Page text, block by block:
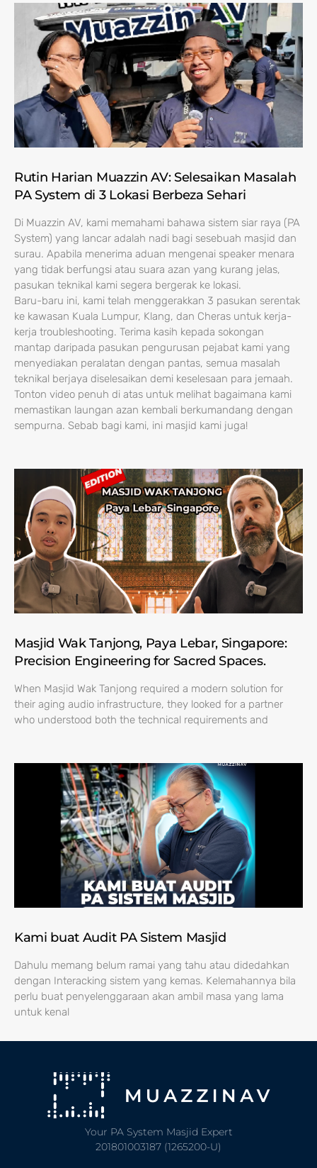
Rutin Harian Muazzin AV: Selesaikan Masalah
PA System di 3 Lokasi Berbeza Sehari
Di Muazzin AV, kami memahami bahawa sistem siar raya (PA
System) yang lancar adalah nadi bagi sesebuah masjid dan
surau. Apabila menerima aduan mengenai speaker menara
yang tidak berfungsi atau suara azan yang kurang jelas,
pasukan teknikal kami segera bergerak ke lokasi.
Baru-baru ini, kami telah menggerakkan 3 pasukan serentak
ke kawasan Kuala Lumpur, Klang, dan Cheras untuk kerja-
kerja troubleshooting. Terima kasih kepada sokongan
mantap daripada pasukan pengurusan pejabat kami yang
menyediakan peralatan dengan pantas, semua masalah
teknikal berjaya diselesaikan demi keselesaan para jemaah.
Tonton video penuh di atas untuk melihat bagaimana kami
memastikan laungan azan kembali berkumandang dengan
sempurna. Sebab bagi kami, ini masjid kami juga!
Masjid Wak Tanjong, Paya Lebar, Singapore:
Precision Engineering for Sacred Spaces.
When Masjid Wak Tanjong required a modern solution for
their aging audio infrastructure, they looked for a partner
who understood both the technical requirements and
Kami buat Audit PA Sistem Masjid
Dahulu memang belum ramai yang tahu atau didedahkan
dengan Interacking sistem yang kemas. Kelemahannya bila
perlu buat penyelenggaraan akan ambil masa yang lama
untuk kenal
Your PA System Masjid Expert
201801003187 (1265200-U)